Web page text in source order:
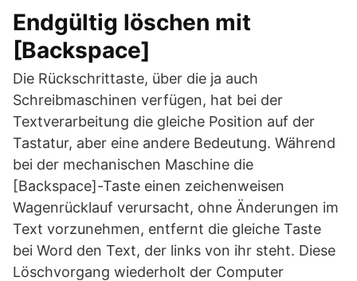
Endgültig löschen mit
[Backspace]
Die Rückschrittaste, über die ja auch
Schreibmaschinen verfügen, hat bei der
Textverarbeitung die gleiche Position auf der
Tastatur, aber eine andere Bedeutung. Während
bei der mechanischen Maschine die
[Backspace]-Taste einen zeichenweisen
Wagenrücklauf verursacht, ohne Änderungen im
Text vorzunehmen, entfernt die gleiche Taste
bei Word den Text, der links von ihr steht. Diese
Löschvorgang wiederholt der Computer